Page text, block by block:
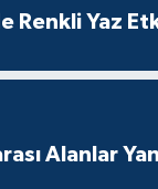
Renkli Yaz
Alanlar